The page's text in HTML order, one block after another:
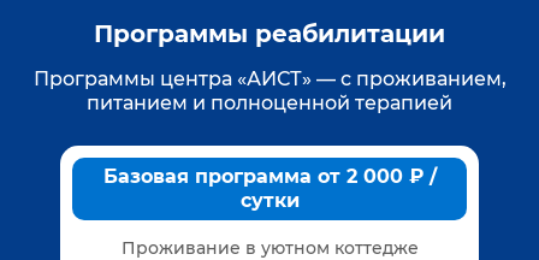
Программы реабилитации
Программы центра «АИСТ» — с проживанием,
питанием и полноценной терапией
Базовая программа от 2 000 ₽ /
сутки
Проживание в уютном коттедже